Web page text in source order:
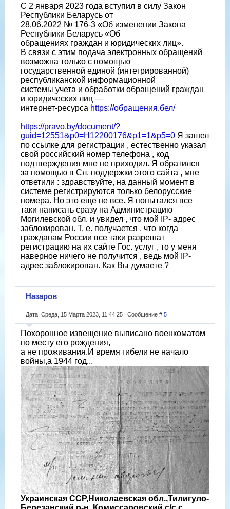
C 2 января 2023 года вступил в силу Закон
Республики Беларусь от
28.06.2022 № 176-3 «Об изменении Закона
Республики Беларусь «Об
обращениях граждан и юридических лиц».
В связи с этим подача электронных обращений
возможна только с помощью
государственной единой (интегрированной)
республиканской информационной
системы учета и обработки обращений граждан
и юридических лиц —
интернет-ресурса https://обращения.бел/
https://pravo.by/document/?
guid=12551&p0=H12200176&p1=1&p5=0 Я зашел
по ссылке для регистрации , естественно указал
свой российский номер телефона , код
подтверждения мне не приходил. Я обратился
за помощью в Сл. поддержки этого сайта , мне
ответили : здравствуйте, на данный момент в
системе регистрируются только белорусские
номера. Но это еще не все. Я попытался все
таки написать сразу на Администрацию
Могилевской обл. и увидел , что мой IP- адрес
заблокирован. Т. е. получается , что когда
гражданам России все таки разрешат
регистрацию на их сайте Гос. услуг , то у меня
наверное ничего не получится , ведь мой IP-
адрес заблокирован. Как Вы думаете ?
Назаров
Дата: Среда, 15 Марта 2023, 11:44:25 | Сообщение # 5
Похоронное извещение выписано военкоматом
по месту его рождения,
а не проживания.И время гибели не начало
войны,а 1944 год...
Украинская ССР,Николаевская обл.,Тилигуло-